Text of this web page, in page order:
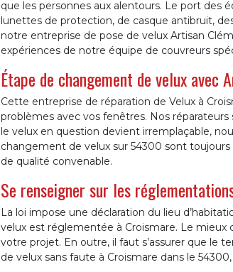
que les personnes aux alentours. Le port
lunettes de protection, de casque antibruit,
notre entreprise de pose de velux Artisan
expériences de notre équipe de couvreurs
Étape de changement de velux avec
Cette entreprise de réparation de Velux à
problèmes avec vos fenêtres. Nos
le velux en question devient irremplaçable,
changement de velux sur 54300 sont
de qualité convenable.
Se renseigner sur les
La loi impose une déclaration du lieu
velux est réglementée à Croismare. Le mieux
votre projet. En outre, il faut s’assurer que le
de velux sans faute à Croismare dans le